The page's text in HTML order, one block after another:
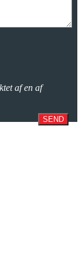
af en af
SEND